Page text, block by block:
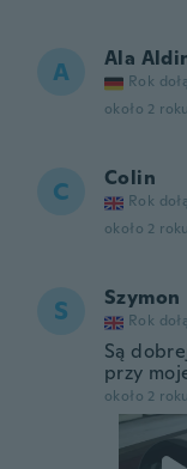
A Ala
Rok
około 2
C Colin
Rok
około 2
S Szymon
Rok
Są
przy
około 2